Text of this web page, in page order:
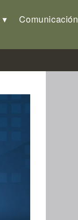
Comunicación